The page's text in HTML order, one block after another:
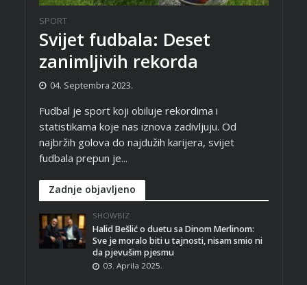
SPORT
Svijet fudbala: Deset
zanimljivih rekorda
04. Septembra 2023.
Fudbal je sport koji obiluje rekordima i
statistikama koje nas iznova zadivljuju. Od
najbržih golova do najdužih karijera, svijet
fudbala prepun je...
Zadnje objavljeno
SHOWBIZ
Halid Bešlić o duetu sa Dinom Merlinom:
Sve je moralo biti u tajnosti, nisam smio ni
da pjevušim pjesmu
03. Aprila 2025.